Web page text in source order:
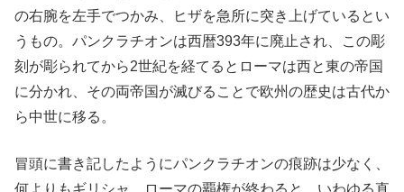
の右腕を左手でつかみ、ヒザを急所に突き上げているとい
うもの。パンクラチオンは西暦393年に廃止され、この彫
刻が彫られてから2世紀を経てるとローマは西と東の帝国
に分かれ、その両帝国が滅びることで欧州の歴史は古代か
ら中世に移る。
冒頭に書き記したようにパンクラチオンの痕跡は少なく、
何よりもギリシャ、ローマの覇権が終わると、いわゆる直